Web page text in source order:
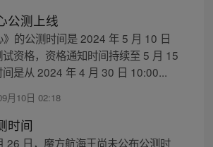
公测上线
》的公测时间是 2024 年 5 月 10 日
资格，资格通知时间持续至 5 月 15
是从 2024 年 4 月 30 日 10:00...
月10日 02:18
时间
26 日，魔方航海王尚未公布公测时